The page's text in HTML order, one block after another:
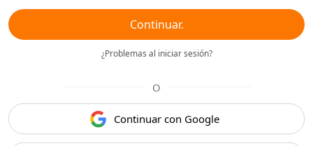
Continuar.
¿Problemas al iniciar sesión?
O
Continuar con Google